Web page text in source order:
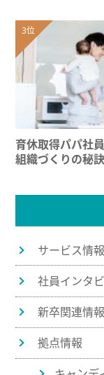
育休取得パパ社
組織づくりの秘訣
サービス情報
社員インタ
新卒関連情報
拠点情報